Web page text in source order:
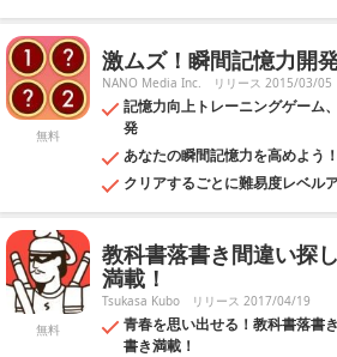
無料
激ムズ！瞬間記憶力開
NANO Media Inc. リリース 2015/03/05
記憶力向上トレーニングゲーム
発
あなたの瞬間記憶力を高めよう！
クリアするごとに難易度レベル
無料
教科書落書き間違い探
満載！
Tsukasa Kubo リリース 2017/04/19
青春を思い出せる！教科書落書
書き満載！